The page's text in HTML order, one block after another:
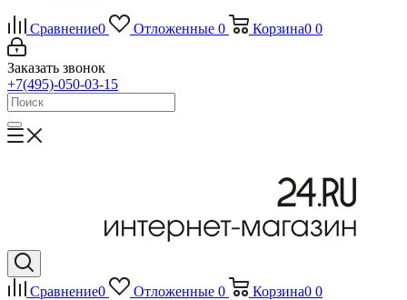
Сравнение0 Отложенные 0 Корзина0 0
Заказать звонок
+7(495)-050-03-15
Сравнение0 Отложенные 0 Корзина0 0